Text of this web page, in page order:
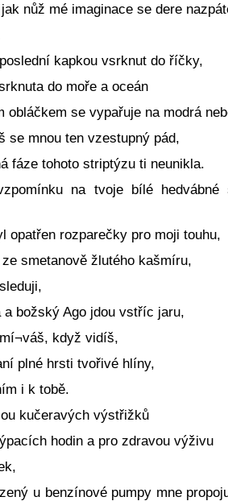
nůž mé imaginace se dere
kapkou vsrknut do říčky,
do moře a oceán
obláčkem se vypařuje na modrá
se mnou ten vzestupný pád,
fáze tohoto striptýzu ti neunikla.
na tvoje bílé hedvábné
opatřen rozparečky pro moji touhu,
smetanově žlutého kašmíru,
božský Ago jdou vstříc jaru,
když vidíš,
plné hrsti tvořivé hlíny,
i k tobě.
kučeravých výstřižků
hodin a pro zdravou výživu
u benzínové pumpy mne